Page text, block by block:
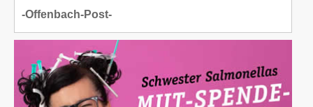
-Offenbach-Post-